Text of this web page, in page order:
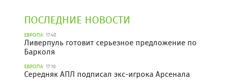
ПОСЛЕДНИЕ НОВОСТИ
ЕВРОПА 17:40
Ливерпуль готовит серьезное предложение по
Барколя
ЕВРОПА 17:10
Середняк АПЛ подписал экс-игрока Арсенала